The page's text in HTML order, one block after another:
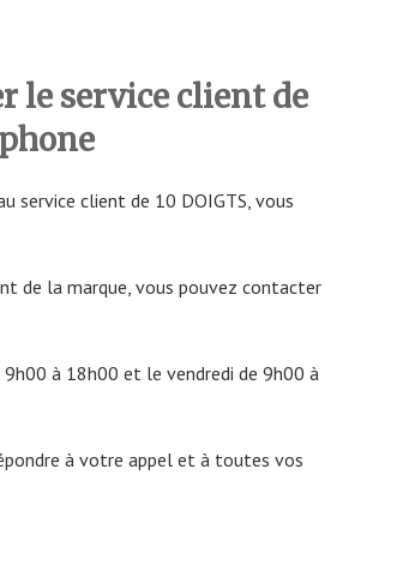
le service client de
service client de 10 DOIGTS, vous
de la marque, vous pouvez contacter
à 18h00 et le vendredi de 9h00 à
à votre appel et à toutes vos